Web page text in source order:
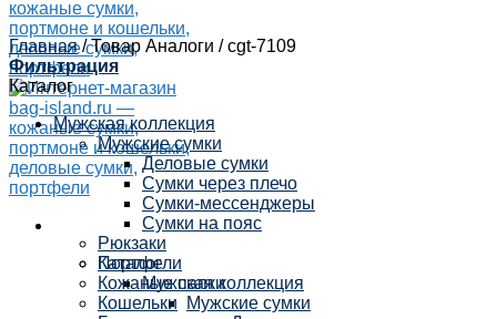
Каталог
Мужская коллекция
Мужские сумки
Главная /Товар Аналоги /cgt-7109
Фильтрация
Каталог
Мужская коллекция
Мужские сумки
Деловые сумки
Сумки через плечо
Сумки-мессенджеры
Сумки на пояс
Рюкзаки
Портфели
Кожаные папки
Кошельки